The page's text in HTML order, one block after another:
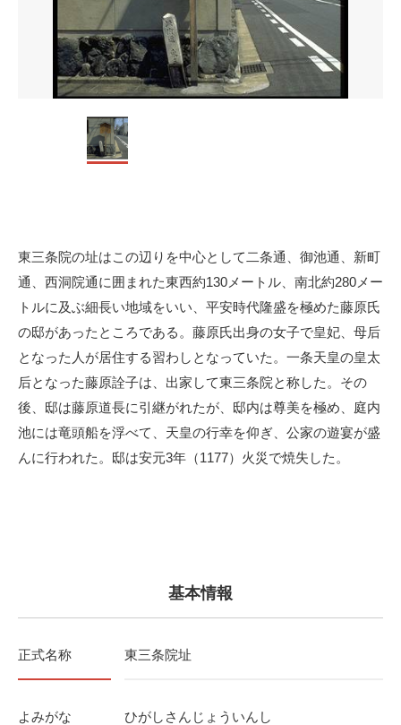
東三条院の址はこの辺りを中心として二条通、御池通、新町
通、西洞院通に囲まれた東西約130メートル、南北約280メー
トルに及ぶ細長い地域をいい、平安時代隆盛を極めた藤原氏
の邸があったところである。藤原氏出身の女子で皇妃、母后
となった人が居住する習わしとなっていた。一条天皇の皇太
后となった藤原詮子は、出家して東三条院と称した。その
後、邸は藤原道長に引継がれたが、邸内は尊美を極め、庭内
池には竜頭船を浮べて、天皇の行幸を仰ぎ、公家の遊宴が盛
んに行われた。邸は安元3年（1177）火災で焼失した。
基本情報
正式名称 東三条院址
よみがな ひがしさんじょういんし